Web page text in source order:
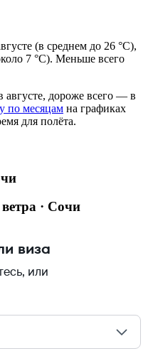
(в среднем до 26 °C),
7 °C). Меньше всего
дороже всего — в
по месяцам на графиках
для полёта.
· Сочи
виза
или